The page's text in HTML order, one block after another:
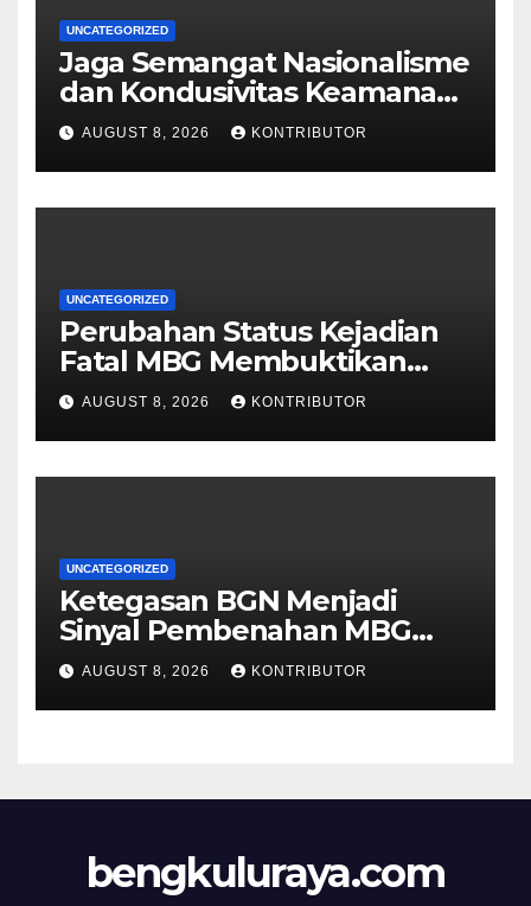
UNCATEGORIZED
Jaga Semangat Nasionalisme
dan Kondusivitas Keamanan
Papua Jelang HUT Ke-81 RI
AUGUST 8, 2026 KONTRIBUTOR
UNCATEGORIZED
Perubahan Status Kejadian
Fatal MBG Membuktikan
Pemerintah Tidak Main-main
AUGUST 8, 2026 KONTRIBUTOR
UNCATEGORIZED
Ketegasan BGN Menjadi
Sinyal Pembenahan MBG
Berjalan Lebih Serius
AUGUST 8, 2026 KONTRIBUTOR
bengkuluraya.com